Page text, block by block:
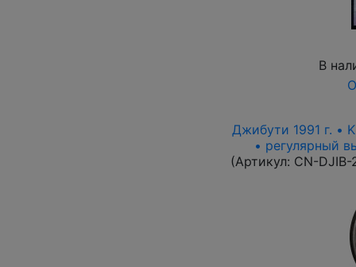
В
Джибути 1991 г. •
• регулярный
(Артикул: CN-DJIB-